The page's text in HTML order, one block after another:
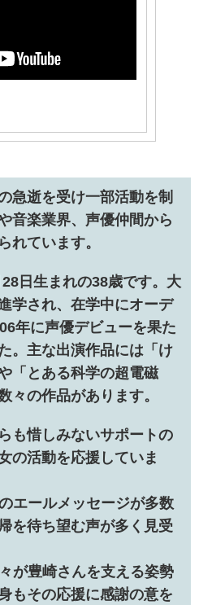
急逝を受け一部活動を制
音楽業界、声優仲間から
れています。
日生まれの38歳です。大
学され、在学中にオーデ
年に声優デビューを果た
。主な出演作品には「け
「とある科学の超電磁
々の作品があります。
も惜しみないサポートの
の活動を応援していま
エールメッセージが多数
を待ち望む声が多く見受
が豊崎さんを支える姿勢
もその応援に感謝の意を